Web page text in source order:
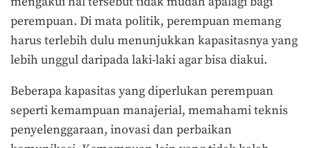
perempuan. Di mata politik, perempuan memang
harus terlebih dulu menunjukkan kapasitasnya yang
lebih unggul daripada laki-laki agar bisa diakui.
Beberapa kapasitas yang diperlukan perempuan
seperti kemampuan manajerial, memahami teknis
penyelenggaraan, inovasi dan perbaikan